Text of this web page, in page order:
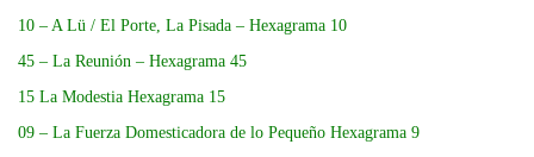
10 – A Lü / El Porte, La Pisada – Hexagrama 10
45 – La Reunión – Hexagrama 45
15 La Modestia Hexagrama 15
09 – La Fuerza Domesticadora de lo Pequeño Hexagrama 9